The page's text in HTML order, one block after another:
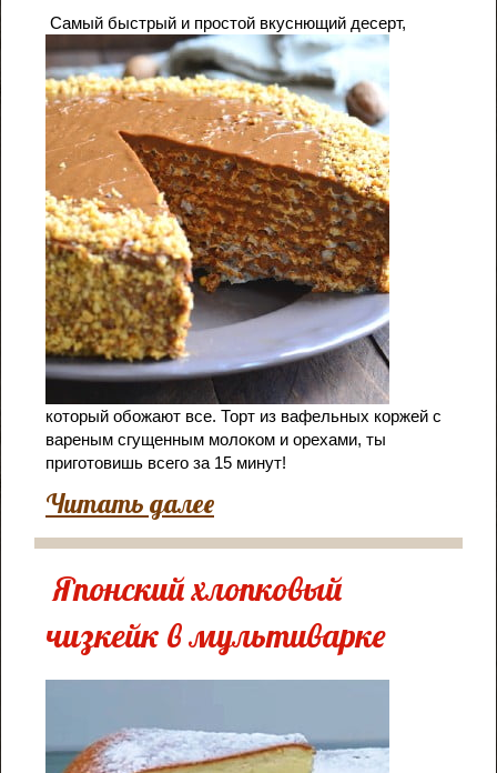
Самый быстрый и простой вкуснющий десерт,
который обожают все. Торт из вафельных коржей с
вареным сгущенным молоком и орехами, ты
приготовишь всего за 15 минут!
Читать далее
Японский хлопковый
чизкейк в мультиварке